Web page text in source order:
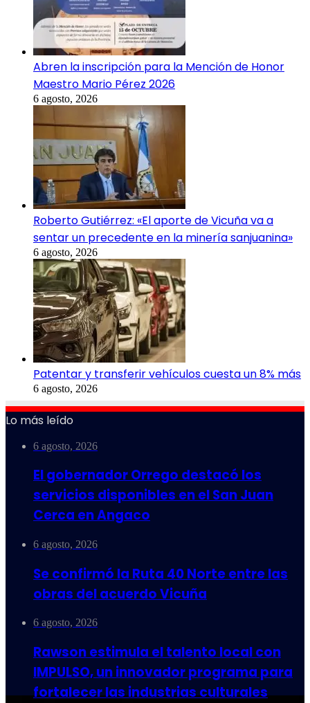
Abren la inscripción para la Mención de Honor
Maestro Mario Pérez 2026
6 agosto, 2026
Roberto Gutiérrez: «El aporte de Vicuña va a
sentar un precedente en la minería sanjuanina»
6 agosto, 2026
Patentar y transferir vehículos cuesta un 8% más
6 agosto, 2026
Lo más leído
6 agosto, 2026
El gobernador Orrego destacó los
servicios disponibles en el San Juan
Cerca en Angaco
6 agosto, 2026
Se confirmó la Ruta 40 Norte entre las
obras del acuerdo Vicuña
6 agosto, 2026
Rawson estimula el talento local con
IMPULSO, un innovador programa para
fortalecer las industrias culturales